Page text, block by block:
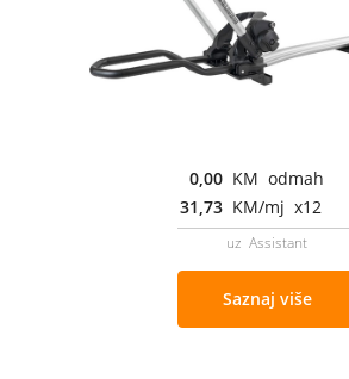
0,00 KM odmah
31,73 KM/mj x12
uz Assistant
Saznaj više